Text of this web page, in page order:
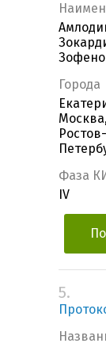
Города
Фаза КИ
IV
5.